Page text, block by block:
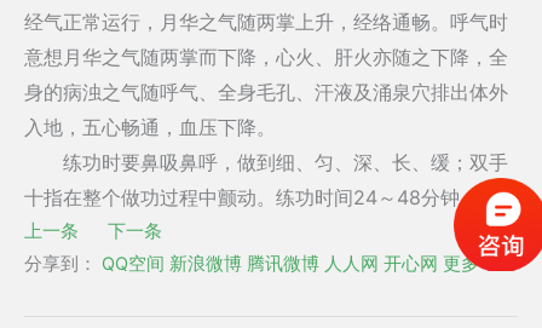
经气正常运行，月华之气随两掌上升，经络通畅。呼气时
意想月华之气随两掌而下降，心火、肝火亦随之下降，全
身的病浊之气随呼气、全身毛孔、汗液及涌泉穴排出体外
入地，五心畅通，血压下降。
练功时要鼻吸鼻呼，做到细、匀、深、长、缓；双手
十指在整个做功过程中颤动。练功时间24～48分钟。
上一条
下一条
分享到：
QQ空间 新浪微博 腾讯微博 人人网 开心网 更多